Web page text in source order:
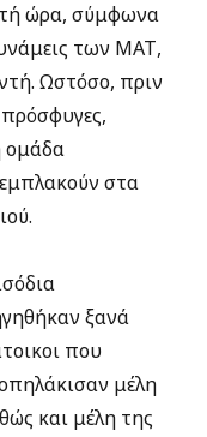
ώρα, σύμφωνα
των ΜΑΤ,
Ωστόσο, πριν
ομάδα
στα
ξανά
που
μέλη
και μέλη της